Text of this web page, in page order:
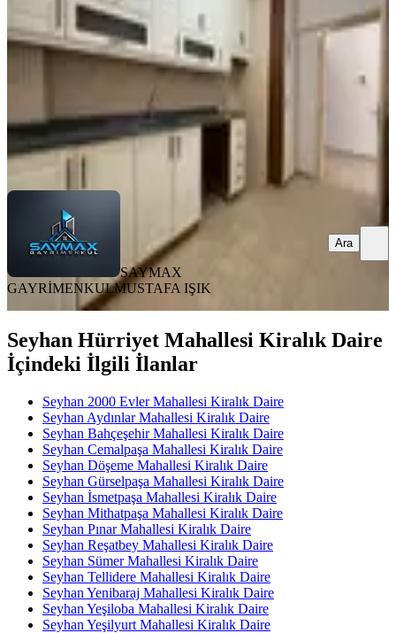
2+1·100 m²
20.000 ₺
SAYMAX GAYRİMENKULMUSTAFA IŞIK
SAYMAX
GAYRİMENKULMUSTAFA IŞIK
Ara
Seyhan Hürriyet Mahallesi Kiralık Daire
İçindeki İlgili İlanlar
Seyhan 2000 Evler Mahallesi Kiralık Daire
Seyhan Aydınlar Mahallesi Kiralık Daire
Seyhan Bahçeşehir Mahallesi Kiralık Daire
Seyhan Cemalpaşa Mahallesi Kiralık Daire
Seyhan Döşeme Mahallesi Kiralık Daire
Seyhan Gürselpaşa Mahallesi Kiralık Daire
Seyhan İsmetpaşa Mahallesi Kiralık Daire
Seyhan Mithatpaşa Mahallesi Kiralık Daire
Seyhan Pınar Mahallesi Kiralık Daire
Seyhan Reşatbey Mahallesi Kiralık Daire
Seyhan Sümer Mahallesi Kiralık Daire
Seyhan Tellidere Mahallesi Kiralık Daire
Seyhan Yenibaraj Mahallesi Kiralık Daire
Seyhan Yeşiloba Mahallesi Kiralık Daire
Seyhan Yeşilyurt Mahallesi Kiralık Daire